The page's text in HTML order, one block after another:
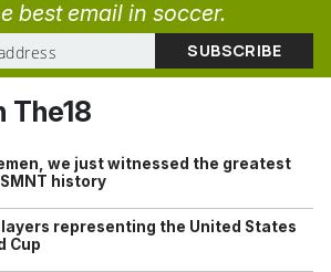
best email in soccer.
The18
we just witnessed the greatest
history
representing the United States
Cup